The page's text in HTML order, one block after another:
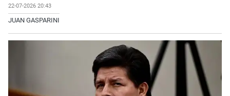
22-07-2026 20:43
JUAN GASPARINI